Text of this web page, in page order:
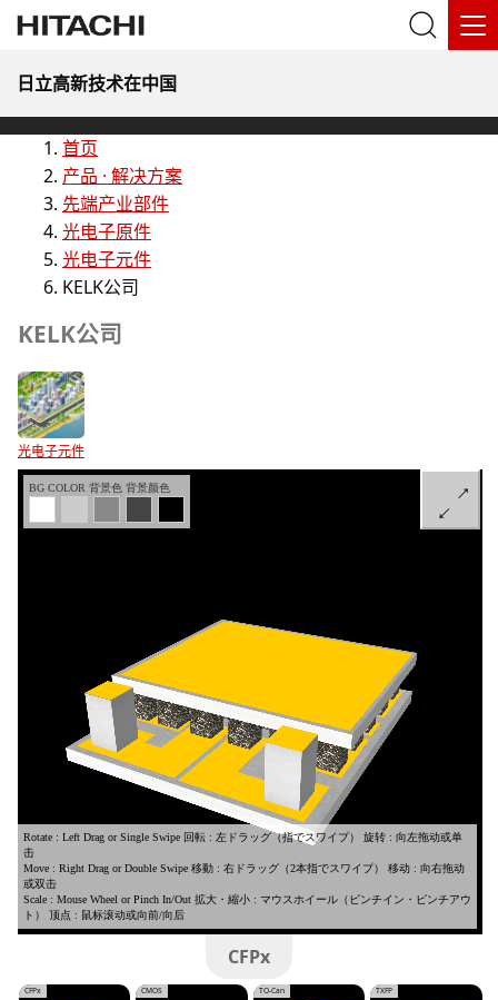
日立高新技术在中国
首页
产品 · 解决方案
先端产业部件
光电子原件
光电子元件
KELK公司
KELK公司
光电子元件
CFPx
CFPx CMOS TO-Can TXFP